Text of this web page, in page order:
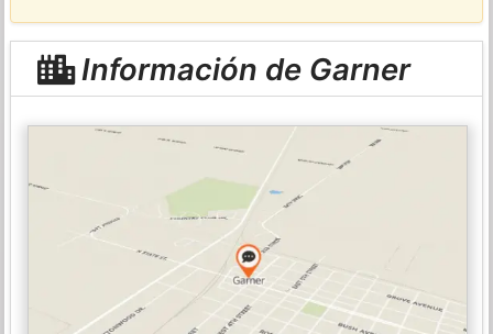
Información de Garner